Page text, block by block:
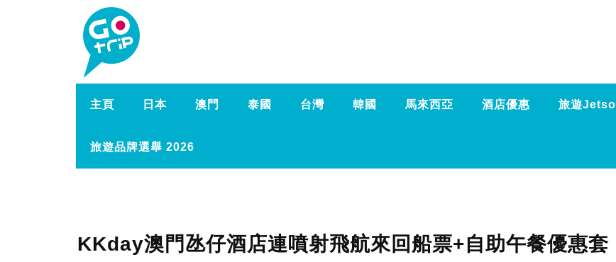
主頁 日本 澳門 泰國 台灣 韓國 馬來西亞 酒店優惠 旅遊Jetso
旅遊品牌選舉 2026
KKday澳門氹仔酒店連噴射飛航來回船票+自助午餐優惠套